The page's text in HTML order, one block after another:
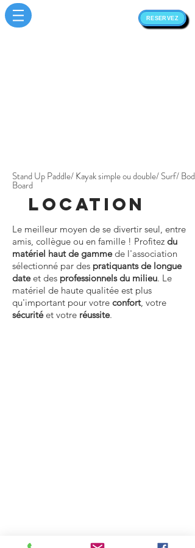
RESERVEZ
Stand Up Paddle/ Kayak simple ou double/ Surf/ Body
Board
LOCATION
Le meilleur moyen de se divertir seul, entre
amis, collègue ou en famille ! Profitez du
matériel haut de gammede l'association
sélectionné par des pratiquants de longue
dateet des professionnels du milieu. Le
matériel de haute qualitée est plus
qu'important pour votre confort, votre
sécuritéet votre réussite.